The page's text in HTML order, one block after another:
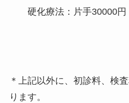
硬化療法：片手30000円
＊上記以外に、初診料、検
ります。